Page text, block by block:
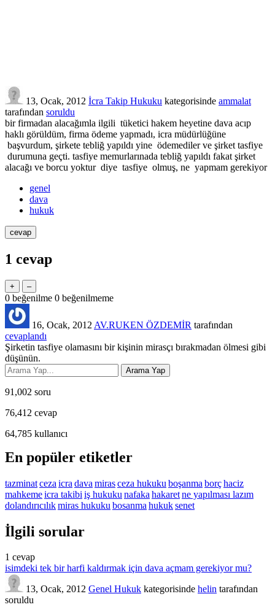
13, Ocak, 2012 İcra Takip Hukuku kategorisinde ammalat
tarafından soruldu
bir firmadan alacağımla ilgili tüketici hakem heyetine dava acıp
haklı görüldüm, firma ödeme yapmadı, icra müdürlüğüne
başvurdum, şirkete tebliğ yapıldı yine ödemediler ve şirket tasfiye
durumuna geçti. tasfiye memurlarınada tebliğ yapıldı fakat şirket
alacağı ve borcu yoktur diye tasfiye olmuş, ne yapmam gerekiyor
genel
dava
hukuk
1 cevap
0 beğenilme 0 beğenilmeme
16, Ocak, 2012 AV.RUKEN ÖZDEMİR tarafından
cevaplandı
Şirketin tasfiye olamasını bir kişinin mirasçı bırakmadan ölmesi gibi
düşünün.
91,002 soru
76,412 cevap
64,785 kullanıcı
En popüler etiketler
tazminatceza icra dava mirasceza hukuku boşanma borçhaciz
mahkemeicra takibi iş hukuku nafaka hakaretne yapılması lazım
dolandırıcılıkmiras hukuku bosanma hukuksenet
İlgili sorular
1 cevap
isimdeki tek bir harfi kaldırmak için dava açmam gerekiyor mu?
13, Ocak, 2012 Genel Hukuk kategorisinde helin tarafından
soruldu